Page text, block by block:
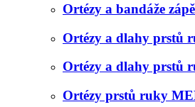
Ortézy a bandáže
Ortézy a dlahy prstů
Ortézy a dlahy prstů
Ortézy prstů ruky